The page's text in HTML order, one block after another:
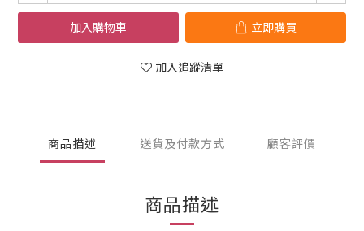
加入購物車 立即購買
加入追蹤清單
商品描述 送貨及付款方式 顧客評價
商品描述